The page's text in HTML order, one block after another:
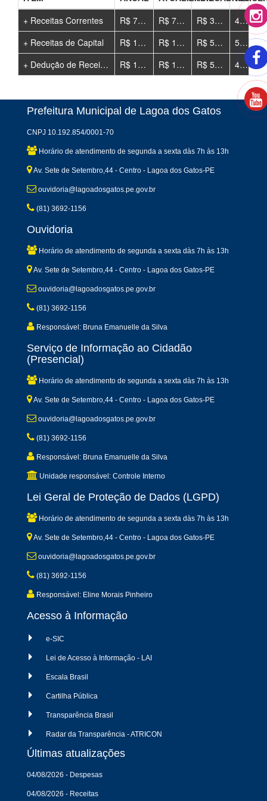
+ Receitas Correntes R$ 72.004.910,09 R$ 72.004.910,09 R$ 31.269.883,99
43.43%
+ Receitas de Capital R$ 11.000.000,00 R$ 11.000.000,00 R$ 565.817,71
5.14%
+ Dedução de Receitas R$ 11.176.750,00 R$ 11.176.750,00 R$ 5.071.705,56 45.38%
Prefeitura Municipal de Lagoa dos Gatos
CNPJ 10.192.854/0001-70
Horário de atendimento de segunda a sexta dàs 7h às 13h
Av. Sete de Setembro,44 - Centro - Lagoa dos Gatos-PE
ouvidoria@lagoadosgatos.pe.gov.br
(81) 3692-1156
Ouvidoria
Horário de atendimento de segunda a sexta dàs 7h às 13h
Av. Sete de Setembro,44 - Centro - Lagoa dos Gatos-PE
ouvidoria@lagoadosgatos.pe.gov.br
(81) 3692-1156
Responsável: Bruna Emanuelle da Silva
Serviço de Informação ao Cidadão
(Presencial)
Horário de atendimento de segunda a sexta dàs 7h às 13h
Av. Sete de Setembro,44 - Centro - Lagoa dos Gatos-PE
ouvidoria@lagoadosgatos.pe.gov.br
(81) 3692-1156
Responsável: Bruna Emanuelle da Silva
Unidade responsável: Controle Interno
Lei Geral de Proteção de Dados (LGPD)
Horário de atendimento de segunda a sexta dàs 7h às 13h
Av. Sete de Setembro,44 - Centro - Lagoa dos Gatos-PE
ouvidoria@lagoadosgatos.pe.gov.br
(81) 3692-1156
Responsável: Eline Morais Pinheiro
Acesso à Informação
e-SIC
Lei de Acesso à Informação - LAI
Escala Brasil
Cartilha Pública
Transparência Brasil
Radar da Transparência - ATRICON
Últimas atualizações
04/08/2026 - Despesas
04/08/2026 - Receitas